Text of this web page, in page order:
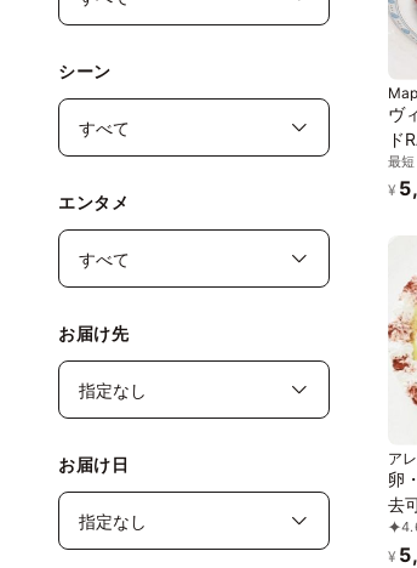
シーン
エンタメ
お届け先
お届け日
ヴ
ド
ツ
最
¥
ア
ィパ
卵
去
コ
ー
¥